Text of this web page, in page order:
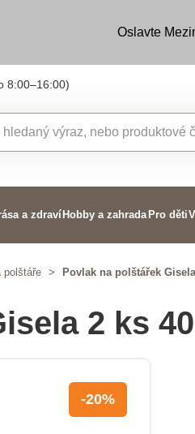
Oslavte
8:00–16:00)
a zdraví Hobby a zahrada Pro děti
polštáře > Povlak na polštářek
2 ks
-20%